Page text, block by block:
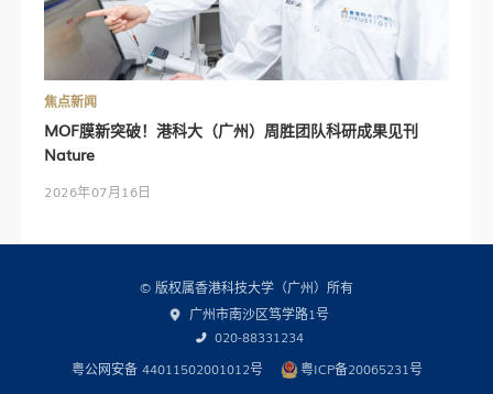
焦点新闻
MOF膜新突破！港科大（广州）周胜团队科研成果见刊
Nature
2026年07月16日
© 版权属香港科技大学（广州）所有
广州市南沙区笃学路1号
020-88331234
粤公网安备 44011502001012号
粤ICP备20065231号